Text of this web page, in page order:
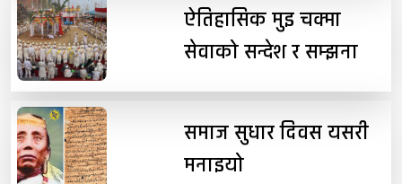
ऐतिहासिक मुइ चक्मा
सेवाको सन्देश र सम्झना
समाज सुधार दिवस यसरी
मनाइयो